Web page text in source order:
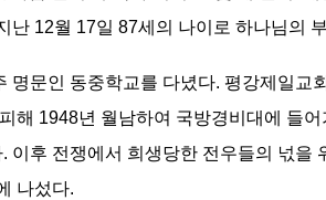
난 12월 17일 87세의 나이로 하나님의
문인 동중학교를 다녔다. 평강제일교
해 1948년 월남하여 국방경비대에 들
이후 전쟁에서 희생당한 전우들의 넋을
나섰다.